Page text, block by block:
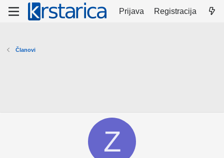
Prijava Registracija
Članovi
Z